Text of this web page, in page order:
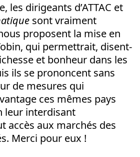
les dirigeants d’ATTAC et
sont vraiment
proposent la mise en
qui permettrait, disent-
et bonheur dans les
ils se prononcent sans
de mesures qui
ces mêmes pays
leur interdisant
accès aux marchés des
Merci pour eux !